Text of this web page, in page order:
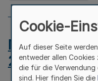
MB.NRW
24.07.2026
Cookie-
Auf dieser Seite
entweder allen Cookies
die für die
sind. Hier finden Sie die